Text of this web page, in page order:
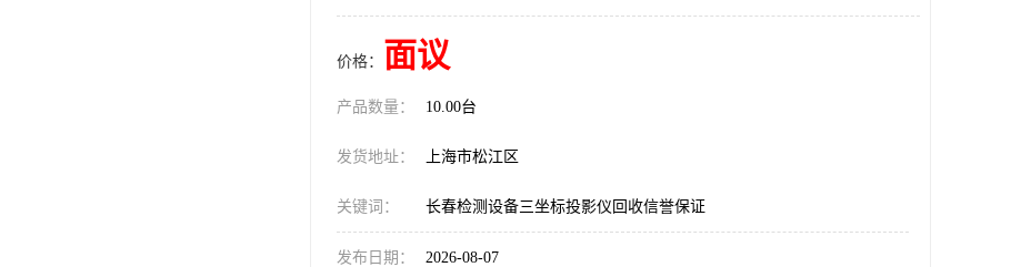
价格： 面议
产品数量： 10.00台
发货地址： 上海市松江区
关键词： 长春检测设备三坐标投影仪回收信誉保证
发布日期： 2026-08-07